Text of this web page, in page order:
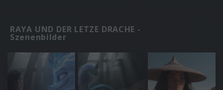
RAYA UND DER LETZE DRACHE -
Szenenbilder